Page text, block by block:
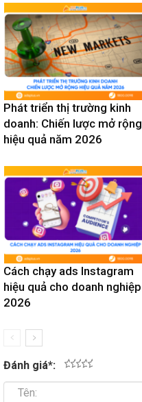
Phát triển thị trường kinh
doanh: Chiến lược mở rộng
hiệu quả năm 2026
Cách chạy ads Instagram
hiệu quả cho doanh nghiệp
2026
Đánh giá*: